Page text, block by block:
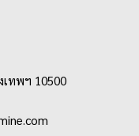
งการใช้ได้
เทพฯ 10500